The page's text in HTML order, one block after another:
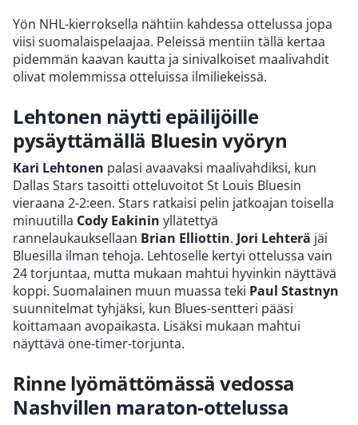
Yön NHL-kierroksella nähtiin kahdessa ottelussa jopa
viisi suomalaispelaajaa. Peleissä mentiin tällä kertaa
pidemmän kaavan kautta ja sinivalkoiset maalivahdit
olivat molemmissa otteluissa ilmiliekeissä.
Lehtonen näytti epäilijöille
pysäyttämällä Bluesin vyöryn
Kari Lehtonen palasi avaavaksi maalivahdiksi, kun
Dallas Stars tasoitti otteluvoitot St Louis Bluesin
vieraana 2-2:een. Stars ratkaisi pelin jatkoajan toisella
minuutilla Cody Eakinin yllätettyä
rannelaukauksellaan Brian Elliottin. Jori Lehterä jäi
Bluesilla ilman tehoja. Lehtoselle kertyi ottelussa vain
24 torjuntaa, mutta mukaan mahtui hyvinkin näyttävä
koppi. Suomalainen muun muassa teki Paul Stastnyn
suunnitelmat tyhjäksi, kun Blues-sentteri pääsi
koittamaan avopaikasta. Lisäksi mukaan mahtui
näyttävä one-timer-torjunta.
Rinne lyömättömässä vedossa
Nashvillen maraton-ottelussa